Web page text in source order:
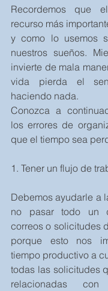
Recordemos que
recurso más
y como lo usemos
nuestros sueños.
invierte de mala
vida pierda el
haciendo nada.
Conozca a
los errores de
que el tiempo sea
1. Tener un flujo de
Debemos ayudarle a
no pasar todo un
correos o solicitudes
porque esto nos
tiempo productivo a
todas las solicitudes
relacionadas